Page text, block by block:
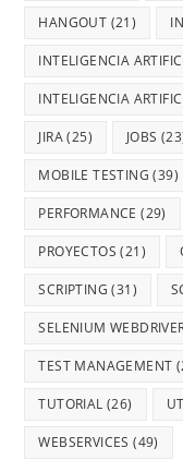
HANGOUT (21)
INTELIGENCIA
INTELIGENCIA
JIRA(25) JOBS
MOBILE TESTING (39)
PERFORMANCE (29)
PROYECTOS (21)
SCRIPTING (31)
SELENIUM
TEST MANAGEMENT
TUTORIAL (26)
WEBSERVICES (49)